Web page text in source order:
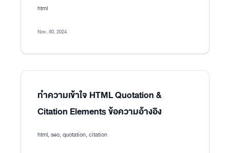
html
Nov. 30, 2024
ทำความเข้าใจ HTML Quotation &
Citation Elements ข้อความอ้างอิง
html, seo, quotation, citation